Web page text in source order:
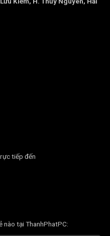
tiếp đến
nào tại ThanhPhatPC: